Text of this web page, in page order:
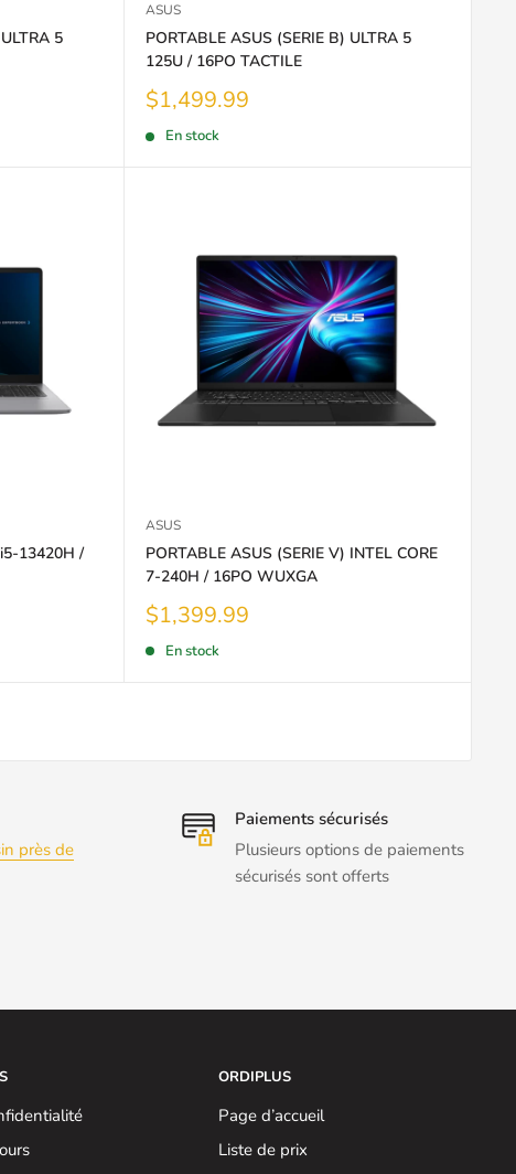
5
ASUS
PORTABLE ASUS (SERIE B) ULTRA 5
125U / 16PO TACTILE
Prix
$1,499.99
En stock
13420H /
ASUS
PORTABLE ASUS (SERIE V) INTEL CORE
7-240H / 16PO WUXGA
Prix
réduit
$1,399.99
En stock
près de
Paiements sécurisés
Plusieurs options de paiements
sécurisés sont offerts
ORDIPLUS
Page d’accueil
Liste de prix